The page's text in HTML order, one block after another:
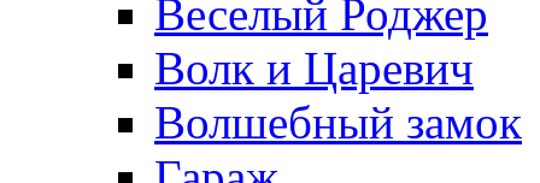
Веселый Роджер
Волк и Царевич
Волшебный замок